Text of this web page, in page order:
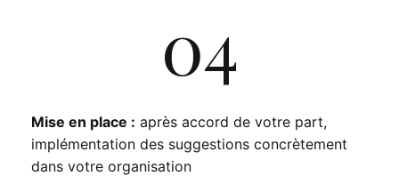
04
Mise en place : après accord de votre part,
implémentation des suggestions concrètement
dans votre organisation